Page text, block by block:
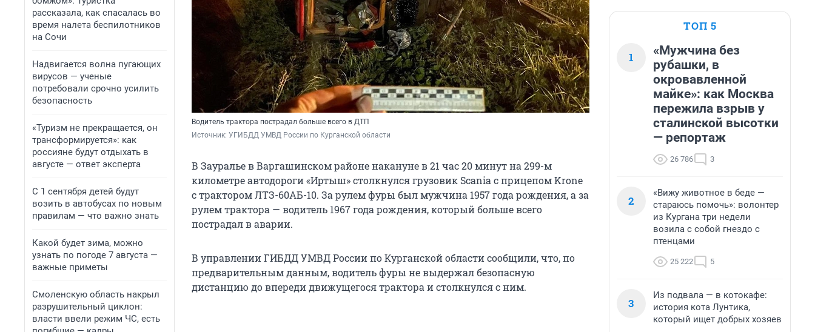
рассказала, как спасалась во
время налета беспилотников
на Сочи
Надвигается волна пугающих
вирусов — ученые
потребовали срочно усилить
безопасность
«Туризм не прекращается, он
трансформируется»: как
россияне будут отдыхать в
августе — ответ эксперта
С 1 сентября детей будут
возить в автобусах по новым
правилам — что важно знать
Какой будет зима, можно
узнать по погоде 7 августа —
важные приметы
Смоленскую область накрыл
разрушительный циклон:
власти ввели режим ЧС, есть
Водитель трактора пострадал больше всего в ДТП
Источник: УГИБДД УМВД России по Курганской области
В Зауралье в Варгашинском районе накануне в 21 час 20 минут на 299-м
километре автодороги «Иртыш» столкнулся грузовик Scania с прицепом Krone
с трактором ЛТЗ-60АБ-10. За рулем фуры был мужчина 1957 года рождения, а за
рулем трактора — водитель 1967 года рождения, который больше всего
пострадал в аварии.
В управлении ГИБДД УМВД России по Курганской области сообщили, что, по
предварительным данным, водитель фуры не выдержал безопасную
дистанцию до впереди движущегося трактора и столкнулся с ним.
ТОП 5
1
«Мужчина без
рубашки, в
окровавленной
майке»: как Москва
пережила взрыв у
сталинской высотки
— репортаж
26 786 3
2
«Вижу животное в беде —
стараюсь помочь»: волонтер
из Кургана три недели
возила с собой гнездо с
птенцами
25 222 5
3
Из подвала — в котокафе:
история кота Лунтика,
который ищет добрых хозяев